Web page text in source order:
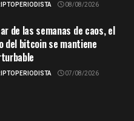
08/08/2026
de las semanas de caos, el
del bitcoin se mantiene
07/08/2026